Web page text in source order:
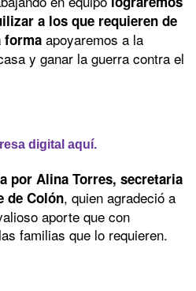
a los que requieren de
forma apoyaremos a la
y ganar la guerra contra el
digital aquí.
por Alina Torres, secretaria
de Colón, quien agradeció a
aporte que con
familias que lo requieren.